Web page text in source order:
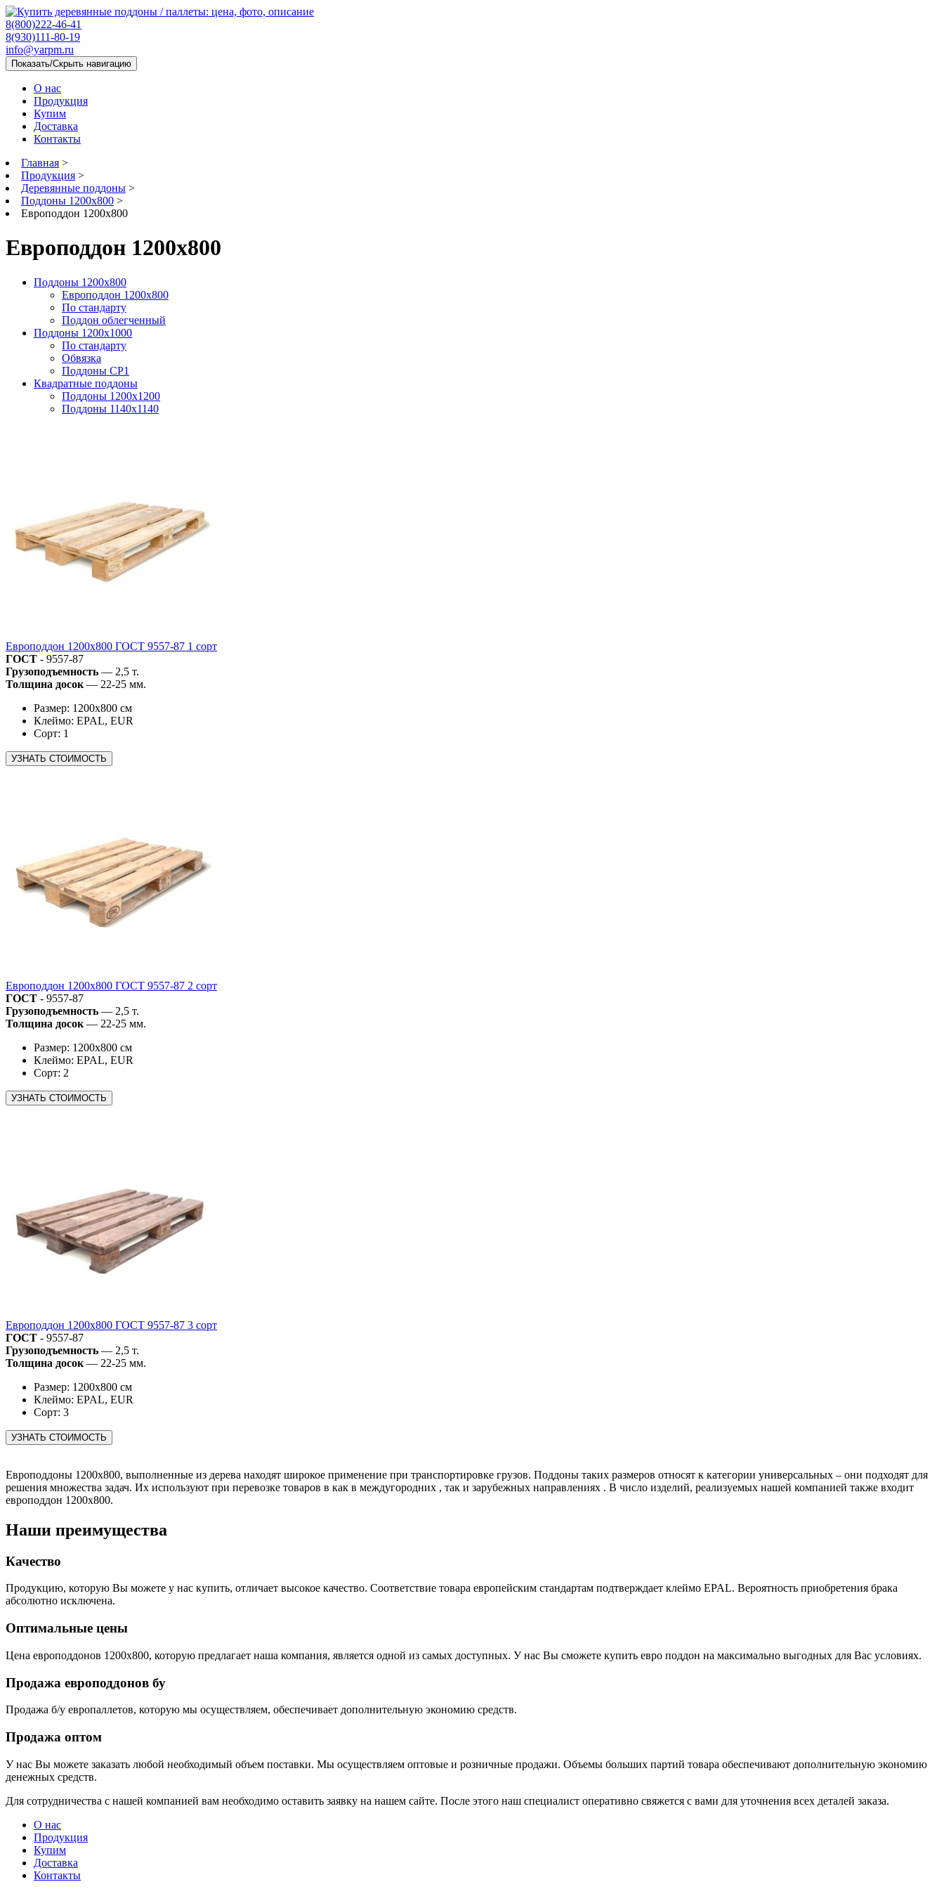
8(800)222-46-41
8(930)111-80-19
info@yarpm.ru
Показать/Скрыть навигацию
О нас
Продукция
Купим
Доставка
Контакты
Главная >
Продукция >
Деревянные поддоны >
Поддоны 1200х800 >
Европоддон 1200x800
Европоддон 1200x800
Поддоны 1200х800
Европоддон 1200x800
По стандарту
Поддон облегченный
Поддоны 1200x1000
По стандарту
Обвязка
Поддоны CP1
Квадратные поддоны
Поддоны 1200х1200
Поддоны 1140х1140
Европоддон 1200х800 ГОСТ 9557-87 1 сорт
ГОСТ - 9557-87
Грузоподъемность — 2,5 т.
Толщина досок — 22-25 мм.
Размер: 1200х800 см
Клеймо: EPAL, EUR
Сорт: 1
Европоддон 1200х800 ГОСТ 9557-87 2 сорт
ГОСТ - 9557-87
Грузоподъемность — 2,5 т.
Толщина досок — 22-25 мм.
Размер: 1200х800 см
Клеймо: EPAL, EUR
Сорт: 2
Европоддон 1200х800 ГОСТ 9557-87 3 сорт
ГОСТ - 9557-87
Грузоподъемность — 2,5 т.
Толщина досок — 22-25 мм.
Размер: 1200х800 см
Клеймо: EPAL, EUR
Сорт: 3
Европоддоны 1200х800, выполненные из дерева находят широкое применение при транспортировке грузов. Поддоны таких размеров относят к категории универсальных – они подходят для
решения множества задач. Их используют при перевозке товаров в как в междугородних , так и зарубежных направлениях . В число изделий, реализуемых нашей компанией также входит
европоддон 1200х800.
Наши преимущества
Качество
Продукцию, которую Вы можете у нас купить, отличает высокое качество. Соответствие товара европейским стандартам подтверждает клеймо EPAL. Вероятность приобретения брака
абсолютно исключена.
Оптимальные цены
Цена европоддонов 1200х800, которую предлагает наша компания, является одной из самых доступных. У нас Вы сможете купить евро поддон на максимально выгодных для Вас условиях.
Продажа европоддонов бу
Продажа б/у европаллетов, которую мы осуществляем, обеспечивает дополнительную экономию средств.
Продажа оптом
У нас Вы можете заказать любой необходимый объем поставки. Мы осуществляем оптовые и розничные продажи. Объемы больших партий товара обеспечивают дополнительную экономию
денежных средств.
Для сотрудничества с нашей компанией вам необходимо оставить заявку на нашем сайте. После этого наш специалист оперативно свяжется с вами для уточнения всех деталей заказа.
О нас
Продукция
Купим
Доставка
Контакты